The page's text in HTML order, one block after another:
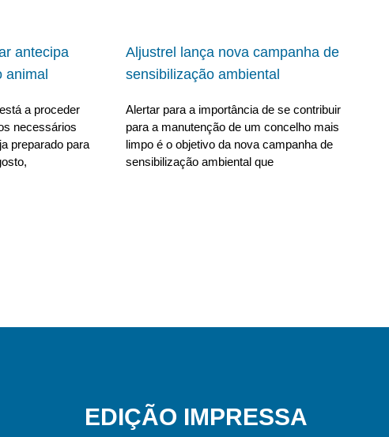
antecipa
animal
a proceder
necessários
preparado para
Aljustrel lança nova campanha de
sensibilização ambiental
Alertar para a importância de se contribuir
para a manutenção de um concelho mais
limpo é o objetivo da nova campanha de
sensibilização ambiental que
EDIÇÃO IMPRESSA